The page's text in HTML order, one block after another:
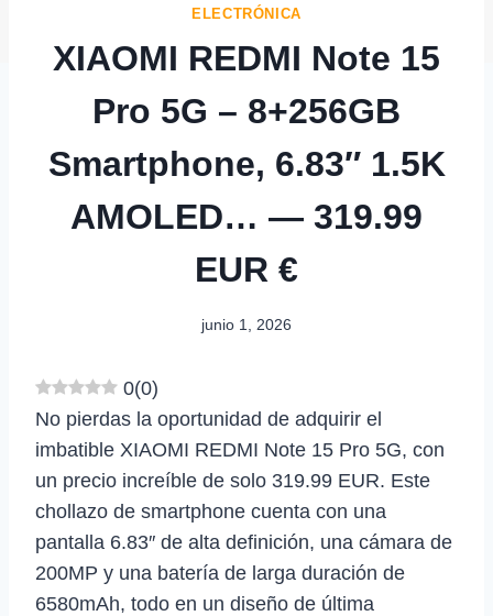
ELECTRÓNICA
XIAOMI REDMI Note 15
Pro 5G – 8+256GB
Smartphone, 6.83″ 1.5K
AMOLED… — 319.99
EUR €
junio 1, 2026
0(0)
No pierdas la oportunidad de adquirir el
imbatible XIAOMI REDMI Note 15 Pro 5G, con
un precio increíble de solo 319.99 EUR. Este
chollazo de smartphone cuenta con una
pantalla 6.83″ de alta definición, una cámara de
200MP y una batería de larga duración de
6580mAh, todo en un diseño de última